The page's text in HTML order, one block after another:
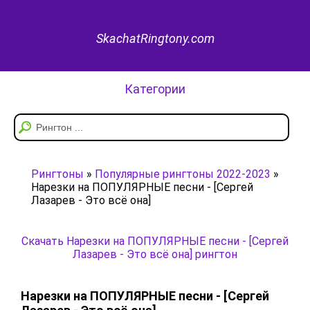
SkachatRingtony.com
Категории
Рингтоны » Популярные рингтоны 2022-2023 »
Нарезки на ПОПУЛЯРНЫЕ песни - [Сергей
Лазарев - Это всё она]
Скачать Нарезки на ПОПУЛЯРНЫЕ песни - [Сергей
Лазарев - Это всё она] рингтон
Нарезки на ПОПУЛЯРНЫЕ песни - [Сергей